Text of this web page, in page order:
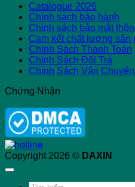
Catalogue 2026
Chính sách bảo hành
Chính sách bảo mật
Cam kết chất lượng sản
Chính Sách Thanh Toán
Chính Sách Đổi Trả
Chính Sách Vận
Chứng Nhận
Copyright 2026 © DAXIN